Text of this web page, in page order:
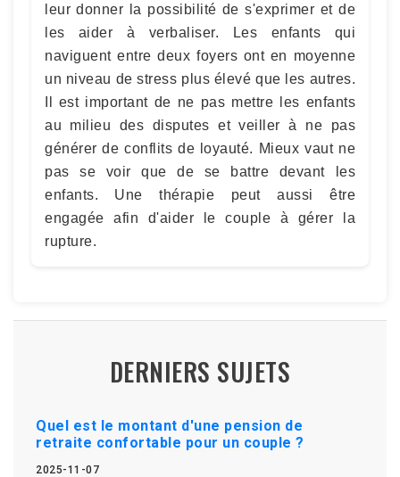
leur donner la possibilité de s'exprimer et de
les aider à verbaliser. Les enfants qui
naviguent entre deux foyers ont en moyenne
un niveau de stress plus élevé que les autres.
Il est important de ne pas mettre les enfants
au milieu des disputes et veiller à ne pas
générer de conflits de loyauté. Mieux vaut ne
pas se voir que de se battre devant les
enfants. Une thérapie peut aussi être
engagée afin d'aider le couple à gérer la
rupture.
DERNIERS SUJETS
Quel est le montant d'une pension de
retraite confortable pour un couple ?
2025-11-07